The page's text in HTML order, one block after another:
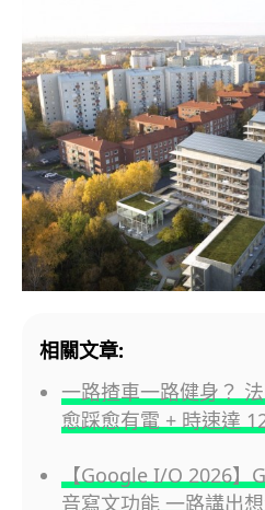
相關文章:
一路揸車一路健身？
愈踩愈有電 + 時速達
【Google I/O 2026
音寫文功能 一路講出